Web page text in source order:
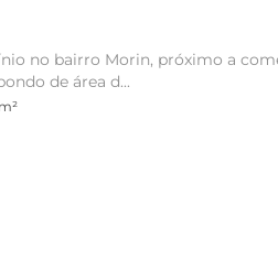
no bairro Morin, próximo a
de área d...